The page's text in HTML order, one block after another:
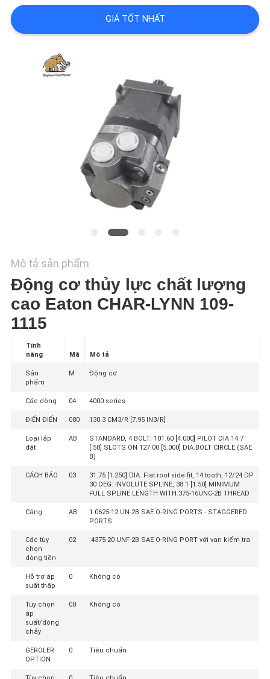
LIÊN
CHÚNG
SƠ
ĐỒ
TRANG
WEB
PRIVACY
POLICY
GIÁ TỐT NHẤT
Mô tả sản phẩm
Động cơ thủy lực chất lượng
cao Eaton CHAR-LYNN 109-
1115
Tính
năng
Mã Mô tả
Sản
phẩm
M Động cơ
Các dòng 04 4000 series
ĐIẾN ĐIẾN 080 130.3 CM3/R [7.95 IN3/R]
Loại lắp
đặt
AB
STANDARD, 4 BOLT; 101.60 [4.000] PILOT DIA 14.7
[.58] SLOTS ON 127.00 [5.000] DIA.BOLT CIRCLE (SAE
B)
CÁCH BÁO 03
31.75 [1.250] DIA. Flat root side fit, 14 tooth, 12/24 DP
30 DEG. INVOLUTE SPLINE, 38.1 [1.50] MINIMUM
FULL SPLINE LENGTH WITH.375-16UNC-2B THREAD
Cảng AB
1.0625-12 UN-2B SAE O-RING PORTS - STAGGERED
PORTS
Các tùy
chọn
dòng tiền
02 .4375-20 UNF-2B SAE O-RING PORT với van kiểm tra
Hỗ trợ áp
suất thấp
0 Không có
Tùy chọn
áp
suất/dòng
chảy
00 Không có
GEROLER
OPTION
0 Tiêu chuẩn